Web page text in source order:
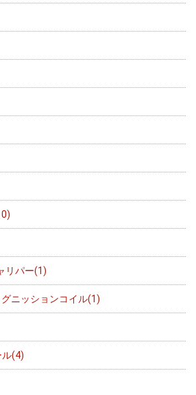
リパー(1)
ニッションコイル(1)
ル(4)